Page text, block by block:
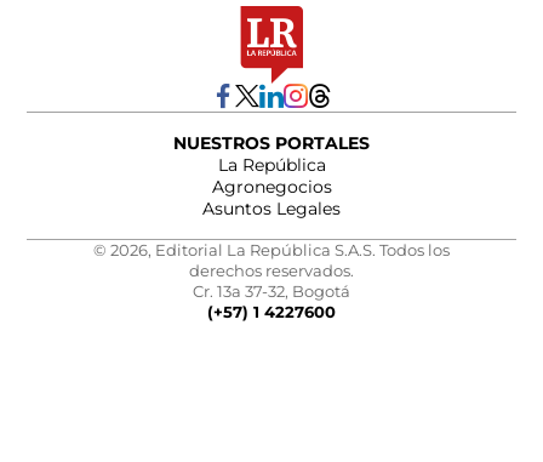
NUESTROS PORTALES
La República
Agronegocios
Asuntos Legales
© 2026, Editorial La República S.A.S. Todos los
derechos reservados.
Cr. 13a 37-32, Bogotá
(+57) 1 4227600